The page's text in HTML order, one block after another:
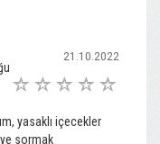
21.10.2022
yasaklı içecekler
sormak